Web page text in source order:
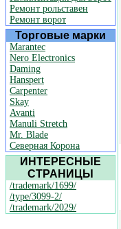
Ремонт рольставен
Ремонт ворот
Торговые марки
Marantec
Nero Electronics
Daming
Hanspert
Carpenter
Skay
Avanti
Manuli Stretch
Mr. Blade
Северная Корона
ИНТЕРЕСНЫЕ
СТРАНИЦЫ
/trademark/1699/
/type/3099-2/
/trademark/2029/